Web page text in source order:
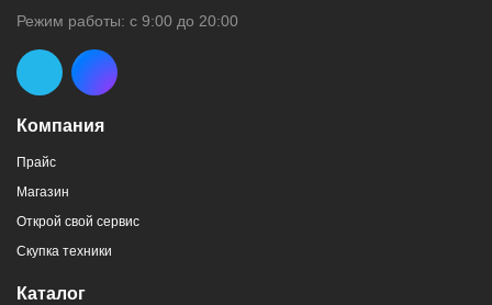
Компания
Прайс
Магазин
Открой свой сервис
Скупка техники
Каталог
Режим работы: с 9:00 до 20:00